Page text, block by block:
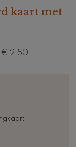
kaart met
€ 2,50